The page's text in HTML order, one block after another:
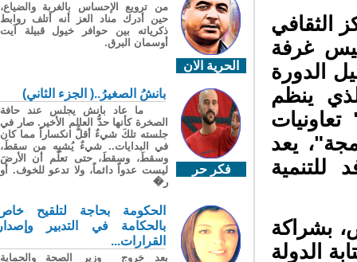
غرفة
الدورة
ينظم
يعد
للتنمية
بشراكة
الدولة
الحرية الان
من ترويع الإحساس بالغربة والضياع،
حين أدرك مناد العز أنه أتلف روابط
ذكرياته بين حوافر خيول قبيلة آيت
أوسمان البرق.
فكر حر
بانشُ الصغيرُ..( الجزء الثاني)
ما عاد بانش يجلس عند حافة
الصخرة كأنها حدُّ العالم الأخير. صار في
جلسته تلكَ شيءٌ أقلُّ انكساراً مما كان
في البدايات.. شيءٌ يُشبِه من سقطَ،
وسقطَ، وسقطَ، حتى تعلّم أن الأرضَ
ليست عدواً دائماً، ولا تدعو للخوف. أو
ر�
الحكومة بحاجة لتلقيح خاص
بالحكامة في التدبير وإصدار
القرارات...
بعد خروج وزير الصحة والحماية